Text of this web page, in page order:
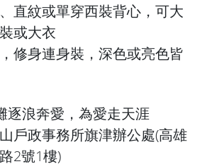
直紋或單穿西裝背心，可大
或大衣
修身連身裝，深色或亮色皆
逐浪奔愛，為愛走天涯
戶政事務所旗津辦公處(高雄
2號1樓)